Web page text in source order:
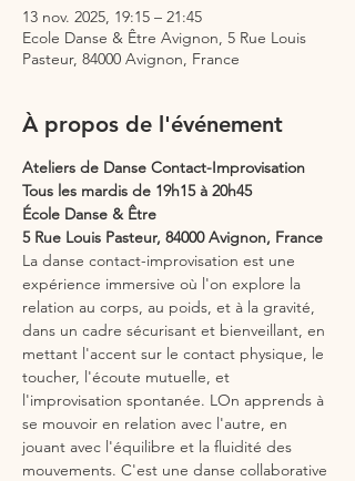
13 nov. 2025, 19:15 – 21:45
Ecole Danse & Être Avignon, 5 Rue Louis
Pasteur, 84000 Avignon, France
À propos de l'événement
Ateliers de Danse Contact-Improvisation
Tous les mardis de 19h15 à 20h45
École Danse & Être
5 Rue Louis Pasteur, 84000 Avignon, France
La danse contact-improvisation est une
expérience immersive où l'on explore la
relation au corps, au poids, et à la gravité,
dans un cadre sécurisant et bienveillant, en
mettant l'accent sur le contact physique, le
toucher, l'écoute mutuelle, et
l'improvisation spontanée. LOn apprends à
se mouvoir en relation avec l'autre, en
jouant avec l'équilibre et la fluidité des
mouvements. C'est une danse collaborative